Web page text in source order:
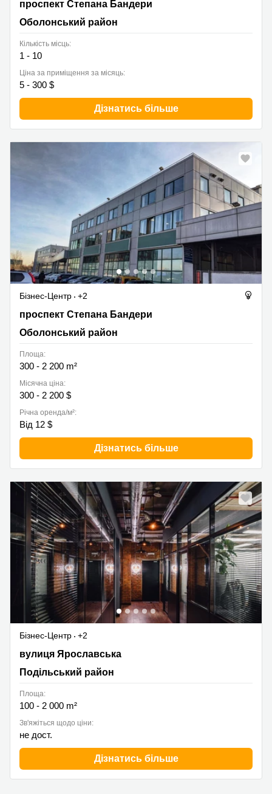
проспект Степана Бандери, Оболонський район
проспект Степана Бандери
Оболонський район
Кількість місць:
1 - 10
Ціна за приміщення за місяць:
5 - 300 $
Дізнатись більше
Бізнес-Центр
+2
Stepana Bandery Avenue, Оболонський район
проспект Степана Бандери
Оболонський район
Площа:
300 - 2 200 m²
Місячна ціна:
300 - 2 200 $
Річна оренда/м²:
Від 12 $
Дізнатись більше
Бізнес-Центр
+2
Yaroslavska Street 58, Подільський район
вулиця Ярославська
Подільський район
Площа:
100 - 2 000 m²
Зв'яжіться щодо ціни:
не дост.
Дізнатись більше